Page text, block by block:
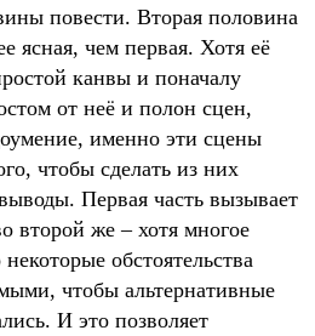
повести. Вторая половина
ясная, чем первая. Хотя её
канвы и поначалу
от неё и полон сцен,
именно эти сцены
чтобы сделать из них
Первая часть вызывает
второй же – хотя многое
обстоятельства
чтобы альтернативные
И это позволяет